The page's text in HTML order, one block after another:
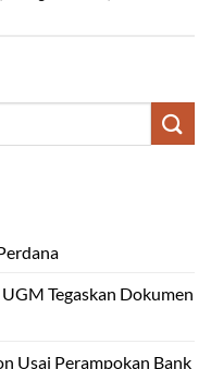
Tegaskan Dokumen
Usai Perampokan Bank